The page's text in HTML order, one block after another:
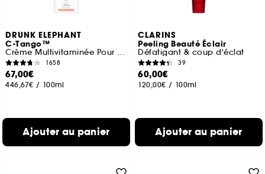
DRUNK ELEPHANT
C-Tango™
Crème Multivitaminée Pour Le Contour Des Yeux
1658
67,00€
446,67€ / 100ml
Ajouter au panier
CLARINS
Peeling Beauté Éclair
Défatigant & coup d'éclat
39
60,00€
120,00€ / 100ml
Ajouter au panier